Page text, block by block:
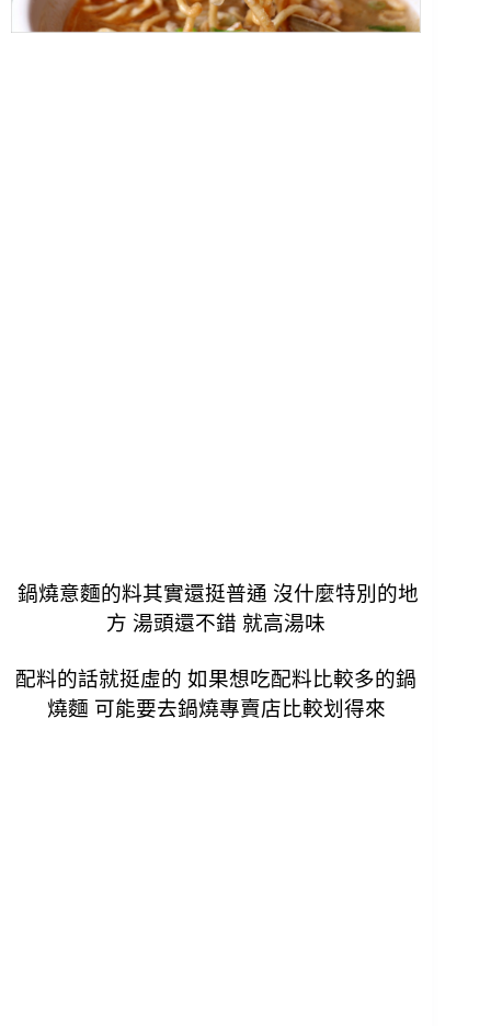
鍋燒意麵的料其實還挺普通 沒什麼特別的地
方 湯頭還不錯 就高湯味
配料的話就挺虛的 如果想吃配料比較多的鍋
燒麵 可能要去鍋燒專賣店比較划得來